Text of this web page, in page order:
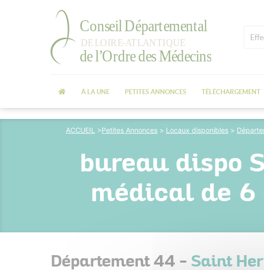
À LA UNE PETITES ANNONCES TÉLÉCHARGEMENT
ACCUEIL >Petites Annonces > Locaux disponibles >
bureau dispo
médical de 6
Département 44 - Saint